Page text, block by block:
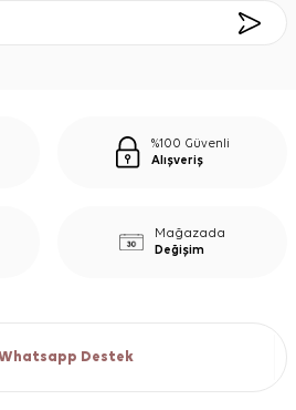
%100 Güvenli
Alışveriş
Mağazada
Değişim
Destek